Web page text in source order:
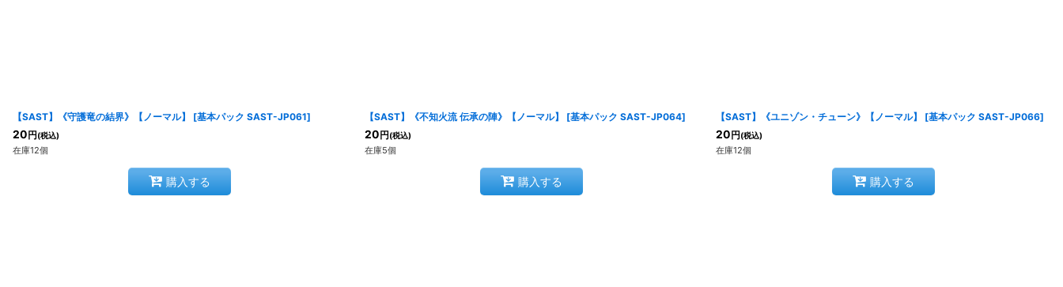
【SAST】《守護竜の結界》【ノーマル】 [基本パック SAST-JP061]
20 円 (税込)
在庫12個
購入する
【SAST】《不知火流 伝承の陣》【ノーマル】 [基本パック SAST-JP064]
20 円 (税込)
在庫5個
購入する
【SAST】《ユニゾン・チューン》【ノーマル】 [基本パック SAST-JP066]
20 円 (税込)
在庫12個
購入する